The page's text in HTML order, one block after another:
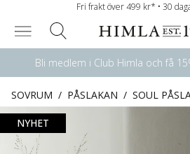
Fri frakt över 499 kr* • 30
Bli medlem i Club Himla och få
SOVRUM / PÅSLAKAN / SOUL
NYHET